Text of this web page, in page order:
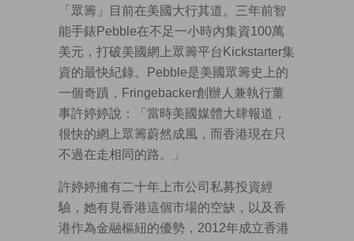
「眾籌」目前在美國大行其道。三年前智
能手錶Pebble在不足一小時內集資100萬
美元，打破美國網上眾籌平台Kickstarter集
資的最快紀錄。Pebble是美國眾籌史上的
一個奇蹟，Fringebacker創辦人兼執行董
事許婷婷說：「當時美國媒體大肆報道，
很快的網上眾籌蔚然成風，而香港現在只
不過在走相同的路。」
許婷婷擁有二十年上市公司私募投資經
驗，她有見香港這個市場的空缺，以及香
港作為金融樞紐的優勢，2012年成立香港